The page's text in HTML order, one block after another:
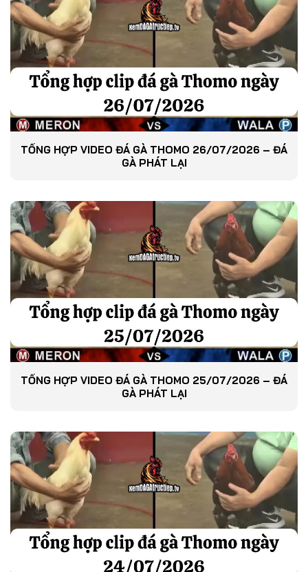
TỔNG HỢP VIDEO ĐÁ GÀ THOMO 26/07/2026 – ĐÁ
GÀ PHÁT LẠI
TỔNG HỢP VIDEO ĐÁ GÀ THOMO 25/07/2026 – ĐÁ
GÀ PHÁT LẠI